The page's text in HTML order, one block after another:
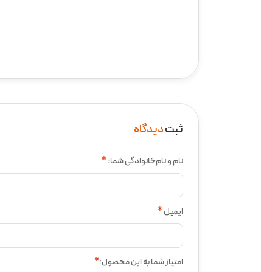
ثبتدیدگاه
امتیاز شما به این محصول:*
نام و نام‌خانوادگی شما:*
ایمیل*